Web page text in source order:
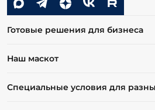
Готовые решения для бизнеса
Наш маскот
Специальные условия для